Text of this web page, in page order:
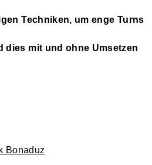
Techniken, um enge Turns
dies mit und ohne Umsetzen
Bonaduz